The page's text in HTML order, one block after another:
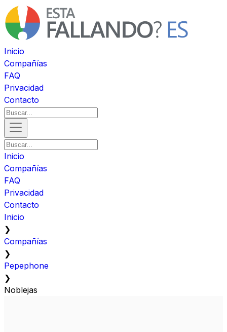
Inicio
Compañías
FAQ
Privacidad
Contacto
Inicio
Compañías
FAQ
Privacidad
Contacto
Inicio
❯
Compañías
❯
Pepephone
❯
Noblejas